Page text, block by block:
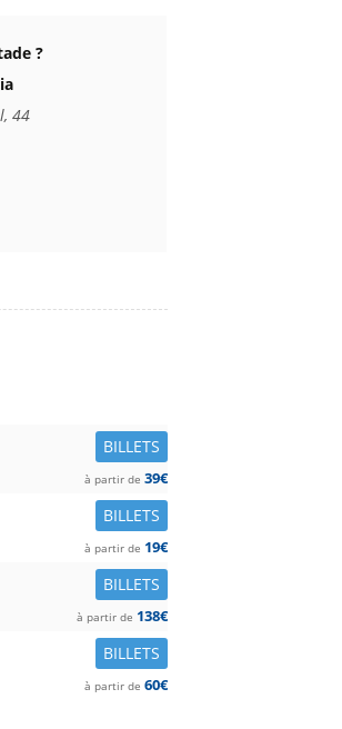
?
44
BILLETS
à partir de 39€
BILLETS
à partir de 19€
BILLETS
à partir de 138€
BILLETS
à partir de 60€